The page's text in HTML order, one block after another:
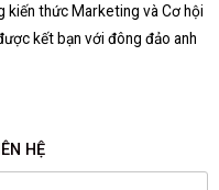
kiến thức Marketing và Cơ hội
kết bạn với đông đảo anh
HỆ